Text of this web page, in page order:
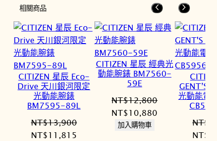
NT$23,800。
NT$25,800。NT$21,930。
相關商品
CITIZEN 星辰 Eco-
Drive 天川銀河限定
光動能腕錶
BM7595-89L
NT$13,900
原
NT$11,815
CITIZEN 星辰 經典光
動能腕錶 BM7560-
59E
NT$12,800
原
始
NT$10,880
加入購物車
GENT’S
光動能電
NT$
原
NT$